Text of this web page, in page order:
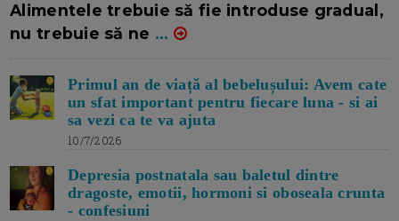
Alimentele trebuie să fie introduse gradual,
nu trebuie să ne ...
Primul an de viață al bebelușului: Avem cate
un sfat important pentru fiecare luna - si ai
sa vezi ca te va ajuta
10/7/2026
Depresia postnatala sau baletul dintre
dragoste, emotii, hormoni si oboseala crunta
- confesiuni